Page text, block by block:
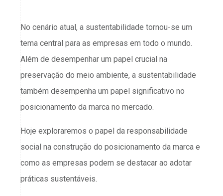
No cenário atual, a sustentabilidade tornou-se um
tema central para as empresas em todo o mundo.
Além de desempenhar um papel crucial na
preservação do meio ambiente, a sustentabilidade
também desempenha um papel significativo no
posicionamento da marca no mercado.
Hoje exploraremos o papel da responsabilidade
social na construção do posicionamento da marca e
como as empresas podem se destacar ao adotar
práticas sustentáveis.